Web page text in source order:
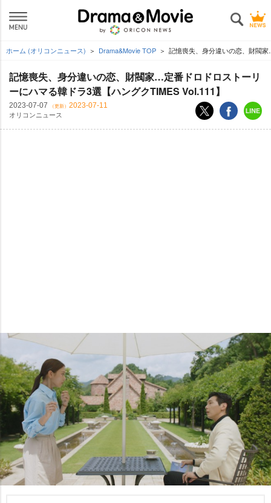
ホーム (オリコンニュース) Drama&Movie TOP 記憶喪失、身分違いの恋、財閥
記憶喪失、身分違いの恋、財閥家…定番ドロドロストーリ
ーにハマる韓ドラ3選【ハングクTIMES Vol.111】
2023-07-07 （更新） 2023-07-11
オリコンニュース